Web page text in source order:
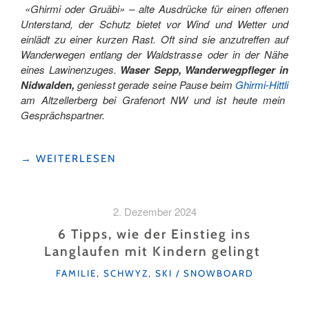
«Ghirmi oder Gruäbi» – alte Ausdrücke für einen offenen
Unterstand, der Schutz bietet vor Wind und Wetter und
einlädt zu einer kurzen Rast. Oft sind sie anzutreffen auf
Wanderwegen entlang der Waldstrasse oder in der Nähe
eines Lawinenzuges. Waser Sepp, Wanderwegpfleger in
Nidwalden, geniesst gerade seine Pause beim Ghirmi-Hittli
am Altzellerberg bei Grafenort NW und ist heute mein
Gesprächspartner.
"«GHIRMÄ»,
ZUM
AUSRUHEN,
→ WEITERLESEN
2. Dezember 2024
6 Tipps, wie der Einstieg ins
Langlaufen mit Kindern gelingt
KATEGORIEN
FAMILIE, SCHWYZ, SKI / SNOWBOARD